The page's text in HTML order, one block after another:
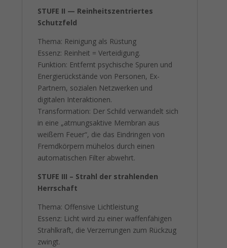
STUFE II — Reinheitszentriertes
Schutzfeld
Thema: Reinigung als Rüstung
Essenz: Reinheit = Verteidigung.
Funktion: Entfernt psychische Spuren und
Energierückstände von Personen, Ex-
Partnern, sozialen Netzwerken und
digitalen Interaktionen.
Transformation: Der Schild verwandelt sich
in eine „atmungsaktive Membran aus
weißem Feuer“, die das Eindringen von
Fremdkörpern mühelos durch einen
automatischen Filter abwehrt.
STUFE III – Strahl der strahlenden
Herrschaft
Thema: Offensive Lichtleistung
Essenz: Licht wird zu einer waffenfähigen
Strahlkraft, die Verzerrungen zum Rückzug
zwingt.